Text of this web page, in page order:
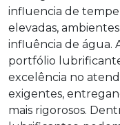
influencia de
elevadas,
influência de água.
portfólio
excelência no
exigentes,
mais rigorosos.